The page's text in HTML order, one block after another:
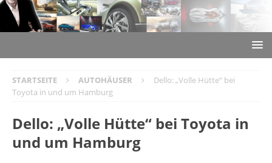
STARTSEITE AUTOHÄUSER
Dello: „Volle Hütte“ bei
Toyota in und um Hamburg
Dello: „Volle Hütte“ bei Toyota in
und um Hamburg